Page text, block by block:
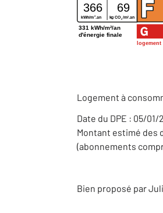
366 69
kWh/m 2 .an kg CO2/m2 .an
331 kWh/m²/an
d'énergie finale
Logement à
Date du DPE : 05/01/
Montant estimé des
(abonnements
Bien proposé par